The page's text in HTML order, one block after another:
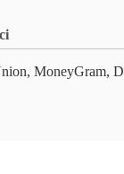
MoneyGram,